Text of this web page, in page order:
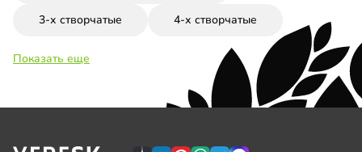
3-х створчатые 4-х створчатые
Показать еще